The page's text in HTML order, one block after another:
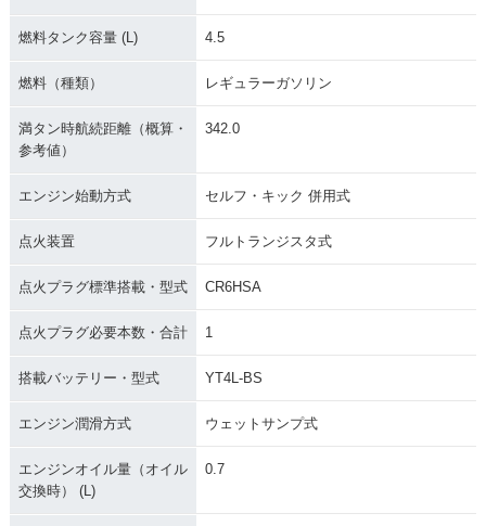
燃料タンク容量 (L) 4.5
燃料（種類） レギュラーガソリン
満タン時航続距離（概算・
参考値）
342.0
エンジン始動方式 セルフ・キック 併用式
点火装置 フルトランジスタ式
点火プラグ標準搭載・型式 CR6HSA
点火プラグ必要本数・合計 1
搭載バッテリー・型式 YT4L-BS
エンジン潤滑方式 ウェットサンプ式
エンジンオイル量（オイル
交換時） (L)
0.7